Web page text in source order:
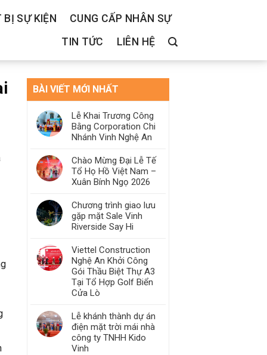
SỰ KIỆN
CUNG CẤP NHÂN SỰ
TIN TỨC
LIÊN HỆ
BÀI VIẾT MỚI NHẤT
Lễ Khai Trương Công
Bằng Corporation Chi
Nhánh Vinh Nghệ An
Chào Mừng Đại Lễ Tế
Tổ Họ Hồ Việt Nam –
Xuân Bính Ngọ 2026
Chương trình giao lưu
gặp mặt Sale Vinh
Riverside Say Hi
Viettel Construction
Nghệ An Khởi Công
Gói Thầu Biệt Thự A3
Tại Tổ Hợp Golf Biển
Cửa Lò
Lễ khánh thành dự án
điện mặt trời mái nhà
công ty TNHH Kido
Vinh